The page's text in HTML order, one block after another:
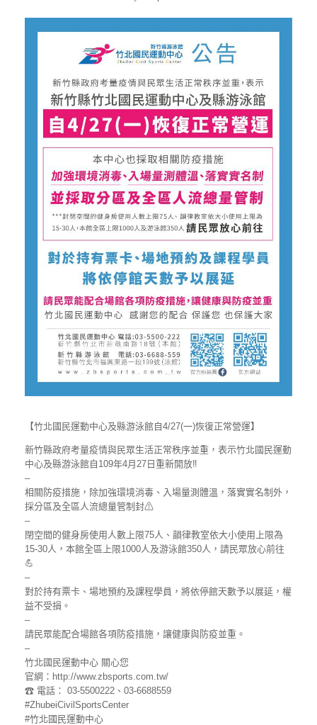
【竹北國民運動中心及縣游泳館自4/27(一)恢復正常營運】
新竹縣政府考量疫情與民眾生活正常秩序並重，表示竹北國民運動
中心及縣游泳館自109年4月27日重新開放‼
–
相關防疫措施，除加強環境消毒、入場量測體溫，落實實名制外，
採分區及全區人流總量管制封⚠
–
閉空間的健身房使用人數上限75人、韻律教室依大小使用上限為
15-30人，本館全區上限1000人及游泳館350人，請民眾放心前往
💪
–
對於持有票卡、場地預約及課程學員，將依停館天數予以展延，權
益不受損。
–
請民眾能配合場館各項防疫措施，讓健康與防疫並重。
–
竹北國民運動中心 關心您
官網：http://www.zbsports.com.tw/
☎ 電話： 03-5500222、03-6688559
#ZhubeiCivilSportsCenter
#竹北國民運動中心